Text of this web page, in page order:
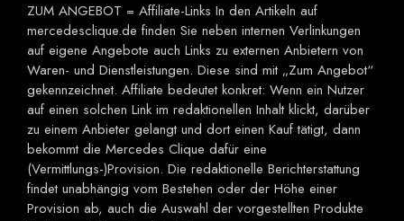
ZUM ANGEBOT = Affiliate-Links In den Artikeln auf
mercedesclique.de finden Sie neben internen Verlinkungen
auf eigene Angebote auch Links zu externen Anbietern von
Waren- und Dienstleistungen. Diese sind mit „Zum Angebot“
gekennzeichnet. Affiliate bedeutet konkret: Wenn ein Nutzer
auf einen solchen Link im redaktionellen Inhalt klickt, darüber
zu einem Anbieter gelangt und dort einen Kauf tätigt, dann
bekommt die Mercedes Clique dafür eine
(Vermittlungs-)Provision. Die redaktionelle Berichterstattung
findet unabhängig vom Bestehen oder der Höhe einer
Provision ab, auch die Auswahl der vorgestellten Produkte